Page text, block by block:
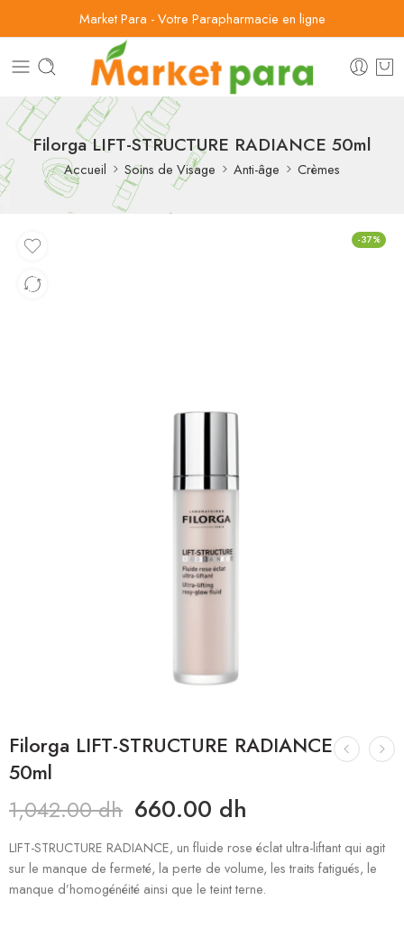
Market Para - Votre Parapharmacie en ligne
Filorga LIFT-STRUCTURE RADIANCE 50ml
Accueil Soins de Visage Anti-âge Crèmes
-37%
Filorga LIFT-STRUCTURE RADIANCE
50ml
1,042.00dh 660.00 dh
LIFT-STRUCTURE RADIANCE, un fluide rose éclat ultra-liftant qui agit
sur le manque de fermeté, la perte de volume, les traits fatigués, le
manque d’homogénéité ainsi que le teint terne.